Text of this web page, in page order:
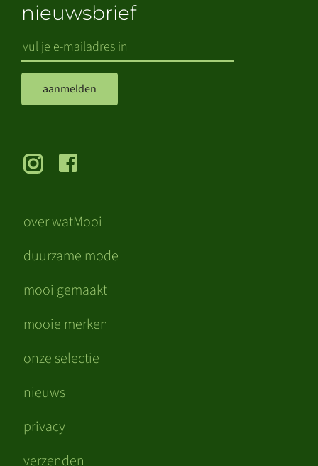
over watMooi
duurzame mode
mooi gemaakt
mooie merken
onze selectie
nieuws
privacy
verzenden
nieuwsbrief
aanmelden